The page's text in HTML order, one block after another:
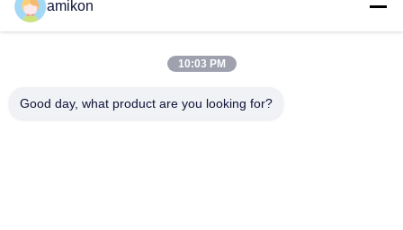
amikon
10:03 PM
Good day, what product are you looking for?